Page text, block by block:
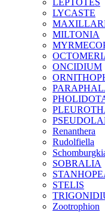
LEPTOTES
LYCASTE
MILTONIA
ONCIDIUM
Renanthera
Rudolfiella
SOBRALIA
STELIS
Zootrophion